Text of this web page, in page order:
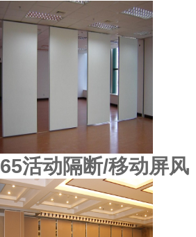
65活动隔断/移动屏风